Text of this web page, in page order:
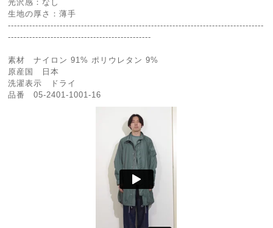
光沢感：なし
生地の厚さ：薄手
------------------------------------------------------------------------------------
-----------------------------------------------
素材 ナイロン 91% ポリウレタン 9%
原産国 日本
洗濯表示 ドライ
品番 05-2401-1001-16